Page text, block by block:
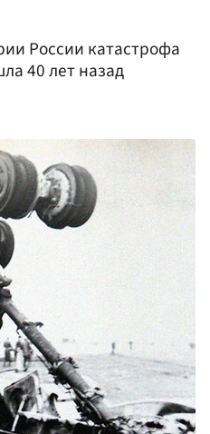
России катастрофа
40 лет назад